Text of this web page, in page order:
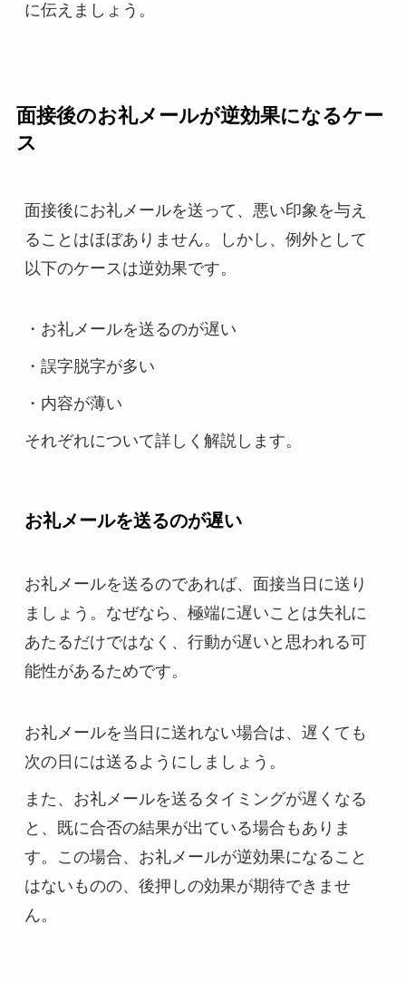
に伝えましょう。
面接後のお礼メールが逆効果になるケー
ス
面接後にお礼メールを送って、悪い印象を与え
ることはほぼありません。しかし、例外として
以下のケースは逆効果です。
・お礼メールを送るのが遅い
・誤字脱字が多い
・内容が薄い
それぞれについて詳しく解説します。
お礼メールを送るのが遅い
お礼メールを送るのであれば、面接当日に送り
ましょう。なぜなら、極端に遅いことは失礼に
あたるだけではなく、行動が遅いと思われる可
能性があるためです。
お礼メールを当日に送れない場合は、遅くても
次の日には送るようにしましょう。
また、お礼メールを送るタイミングが遅くなる
と、既に合否の結果が出ている場合もありま
す。この場合、お礼メールが逆効果になること
はないものの、後押しの効果が期待できませ
ん。